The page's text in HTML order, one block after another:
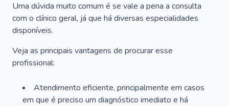
Uma dúvida muito comum é se vale a pena a consulta
com o clínico geral, já que há diversas especialidades
disponíveis.
Veja as principais vantagens de procurar esse
profissional:
Atendimento eficiente, principalmente em casos
em que é preciso um diagnóstico imediato e há